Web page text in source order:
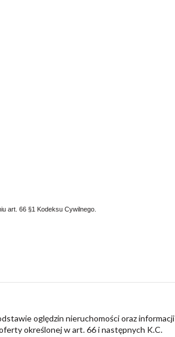
art. 66 §1 Kodeksu Cywilnego.
oględzin nieruchomości oraz informacji
określonej w art. 66 i następnych K.C.